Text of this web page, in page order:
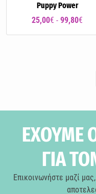
Puppy Power
25,00€ - 99,80€
ΕΧΟΥΜΕ
ΓΙΑ
Επικοινωνήστε μαζί